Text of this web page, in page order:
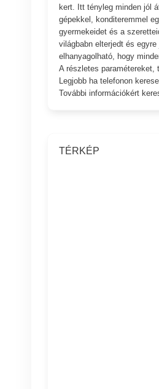
kert. Itt tényleg minden jól
gépekkel, konditeremmel
gyermekeidet és a
világbabn elterjedt és
elhanyagolható, hogy
A részletes paramétereket,
Legjobb ha telefonon
További információkért
TÉRKÉP